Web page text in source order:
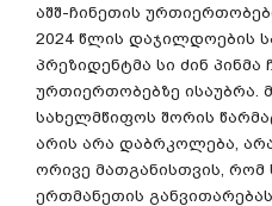
აშშ-ჩინეთის
2024 წლის დაჯილდოების
პრეზიდენტმა სი ძინ პინმა
ურთიერთობებზე ისაუბრა.
სახელმწიფოს შორის
არის არა დაბრკოლება,
ორივე მათგანისთვის, რომ
ერთმანეთის განვითარებას.